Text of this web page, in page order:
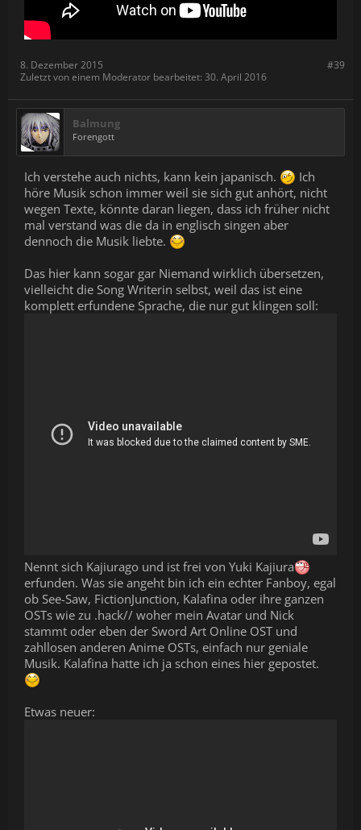
#39
8. Dezember 2015
Zuletzt von einem Moderator bearbeitet: 30. April 2016
Balmung
Forengott
Ich verstehe auch nichts, kann kein japanisch.
Ich
höre Musik schon immer weil sie sich gut anhört, nicht
wegen Texte, könnte daran liegen, dass ich früher nicht
mal verstand was die da in englisch singen aber
dennoch die Musik liebte.
Das hier kann sogar gar Niemand wirklich übersetzen,
vielleicht die Song Writerin selbst, weil das ist eine
komplett erfundene Sprache, die nur gut klingen soll:
Nennt sich Kajiurago und ist frei von Yuki Kajiura
erfunden. Was sie angeht bin ich ein echter Fanboy, egal
ob See-Saw, FictionJunction, Kalafina oder ihre ganzen
OSTs wie zu .hack// woher mein Avatar und Nick
stammt oder eben der Sword Art Online OST und
zahllosen anderen Anime OSTs, einfach nur geniale
Musik. Kalafina hatte ich ja schon eines hier gepostet.
Etwas neuer: